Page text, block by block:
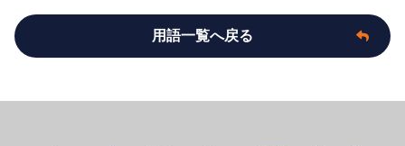
用語一覧へ戻る